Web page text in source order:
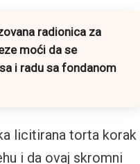
radionica za
moći da se
i radu sa fondanom
licitirana torta korak
i da ovaj skromni